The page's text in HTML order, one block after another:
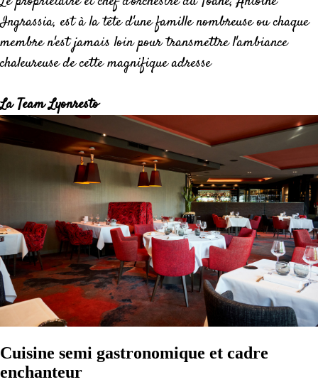
Ingrassia, est à la tête d'une famille nombreuse ou chaque
membre n'est jamais loin pour transmettre l'ambiance
chaleureuse de cette magnifique adresse
La Team Lyonresto
Cuisine semi gastronomique et cadre
enchanteur